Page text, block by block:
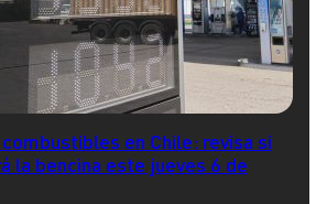
en Chile: revisa si
la bencina este jueves 6 de